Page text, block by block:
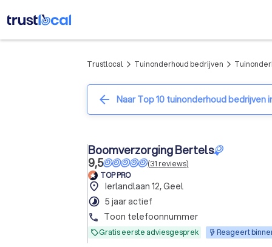
Trustlocal arrow_forward_ios Tuinonderhoud bedrijven arrow_forward_ios
arrow_back Naar Top 10 tuinonderhoud bedrijven
Boomverzorging Bertels
9,5
(31reviews)
TOP PRO
place Ierlandlaan 12, Geel
timelapse 5 jaar actief
phone Toon telefoonnummer
Gratis eerste adviesgesprek Reageert